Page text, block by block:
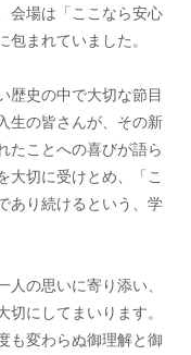
会場は「ここなら安心
包まれていました。
歴史の中で大切な節目
生の皆さんが、その新
たことへの喜びが語ら
大切に受けとめ、「こ
あり続けるという、学
の思いに寄り添い、
にしてまいります。
も変わらぬ御理解と御